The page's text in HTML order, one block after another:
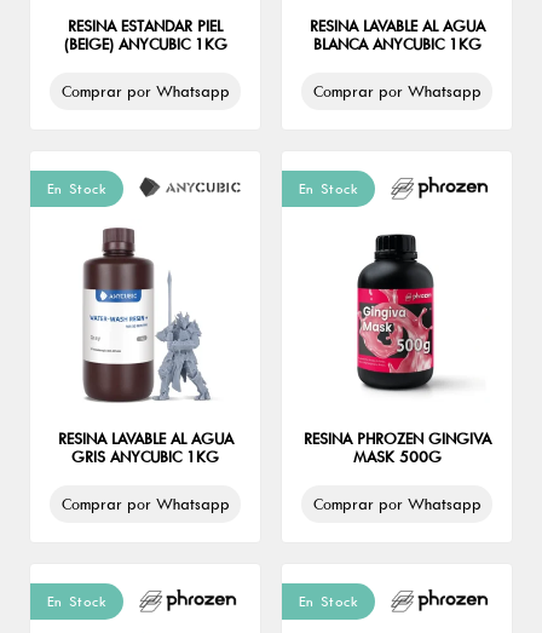
RESINA ESTANDAR PIEL
(BEIGE) ANYCUBIC 1KG
Comprar por Whatsapp
RESINA LAVABLE AL AGUA
BLANCA ANYCUBIC 1KG
Comprar por Whatsapp
En Stock
RESINA LAVABLE AL AGUA
GRIS ANYCUBIC 1KG
Comprar por Whatsapp
En Stock
RESINA PHROZEN GINGIVA
MASK 500G
Comprar por Whatsapp
En Stock En Stock